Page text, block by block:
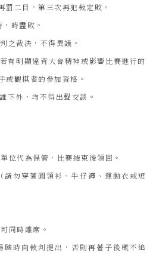
罰二目，第三次再犯裁定敗。
時盡敗。
之裁決，不得異議。
有明顯違背大會精神或影響比賽進行的
或觀棋者的參加資格。
下外，均不得出聲交談。
位代為保管，比賽結束後領回。
勿穿著圓領衫、牛仔褲、運動衣或短
同時離席。
時向裁判提出，否則再著子後概不追